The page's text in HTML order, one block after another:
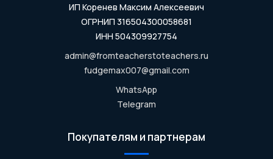
ИП Коренев Максим Алексеевич
ОГРНИП 316504300058681
ИНН 504309927754
admin@fromteacherstoteachers.ru
fudgemax007@gmail.com
WhatsApp
Telegram
Покупателям и партнерам